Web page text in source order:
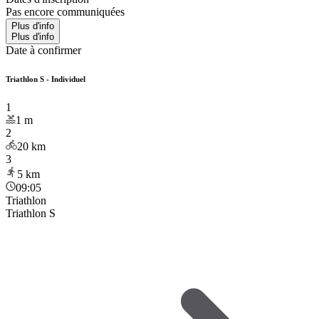
Pas encore communiquées
Plus d'info
Plus d'info
Date à confirmer
Triathlon S - Individuel
1
1 m
2
20 km
3
5 km
09:05
Triathlon
Triathlon S